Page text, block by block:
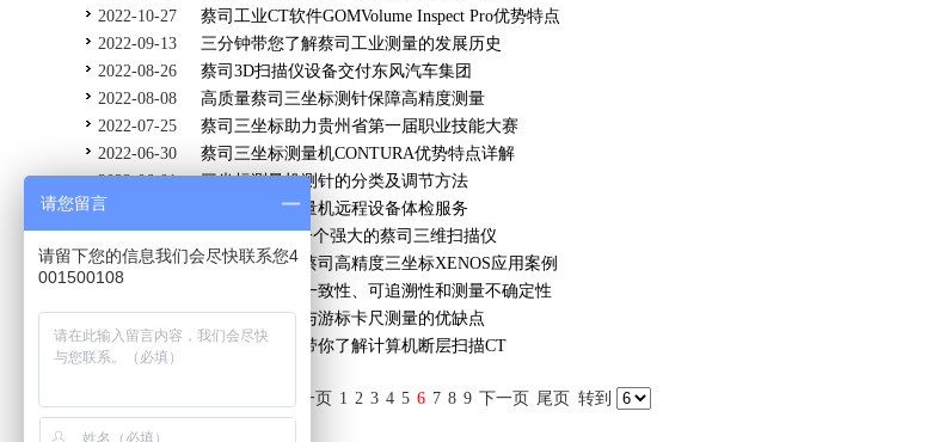
2022-10-27
蔡司工业CT软件GOMVolume Inspect Pro优势特点
2022-09-13
三分钟带您了解蔡司工业测量的发展历史
2022-08-26
蔡司3D扫描仪设备交付东风汽车集团
2022-08-08
高质量蔡司三坐标测针保障高精度测量
2022-07-25
蔡司三坐标助力贵州省第一届职业技能大赛
2022-06-30
蔡司三坐标测量机CONTURA优势特点详解
2022-06-01
三坐标测量机测针的分类及调节方法
2022-05-25
蔡司三坐标测量机远程设备体检服务
2022-03-29
GOM SCAN1一个强大的蔡司三维扫描仪
2022-02-24
德国模具企业蔡司高精度三坐标XENOS应用案例
三坐标测量：一致性、可追溯性和测量不确定性
2020-10-05
三坐标测量机与游标卡尺测量的优缺点
2020-01-15
昆山友硕详解带你了解计算机断层扫描CT
上一页 1 2 3 4 5 6 7 8 9 下一页 尾页 转到
请您留言
请留下您的信息我们会尽快联系您4
001500108